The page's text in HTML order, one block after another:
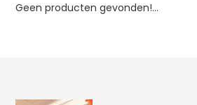
Geen producten gevonden!...